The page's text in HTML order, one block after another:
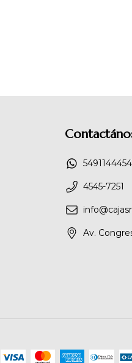
4545-7251
Av.